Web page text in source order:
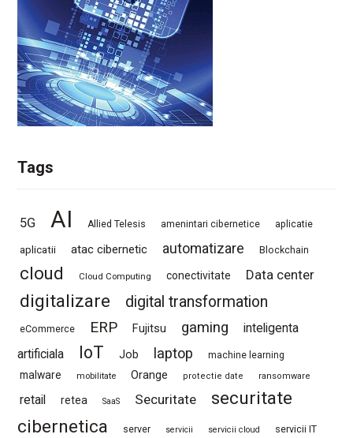
Tags
5G AI Allied Telesis amenintari cibernetice aplicatie
aplicatii atac cibernetic automatizare Blockchain
cloud Cloud Computing conectivitate Data center
digitalizare digital transformation
eCommerce ERP Fujitsu gaming
inteligenta
artificiala
IoT Job laptop machine learning
malware mobilitate Orange protectie date ransomware
retail retea SaaS Securitate
securitate
cibernetica
server servicii servicii cloud servicii IT